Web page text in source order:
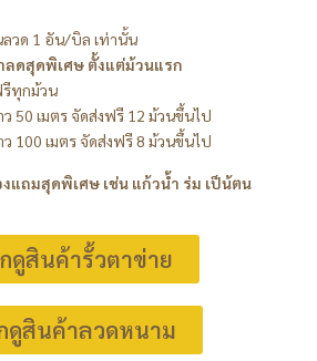
วด 1 อัน/บิล เท่านั้น
ลดสุดพิเศษ ตั้งแต่ม้วนแรก
ทุกม้วน
50 เมตร จัดส่งฟรี 12 ม้วนขึ้นไป
100 เมตร จัดส่งฟรี 8 ม้วนขึ้นไป
แถมสุดพิเศษ เช่น แก้วน้ำ ร่ม เป็น้ตน
ดูสินค้ารั้วตาข่าย
ดูสินค้าลวดหนาม